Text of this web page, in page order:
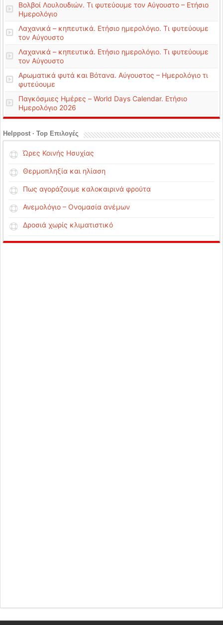
Βολβοί Λουλουδιών. Τι φυτεύουμε τον Αύγουστο – Ετήσιο
Ημερολόγιο
Λαχανικά – κηπευτικά. Ετήσιο ημερολόγιο. Τι φυτεύουμε
τον Αύγουστο
Λαχανικά – κηπευτικά. Ετήσιο ημερολόγιο. Τι φυτεύουμε
τον Αύγουστο
Αρωματικά φυτά και Βότανα. Αύγουστος – Ημερολόγιο τι
φυτεύουμε
Παγκόσμιες Ημέρες – World Days Calendar. Ετήσιο
Ημερολόγιο 2026
Helppost · Top Επιλογές
Ώρες Κοινής Ησυχίας
Θερμοπληξία και ηλίαση
Πως αγοράζουμε καλοκαιρινά φρούτα
Ανεμολόγιο – Ονομασία ανέμων
Δροσιά χωρίς κλιματιστικό